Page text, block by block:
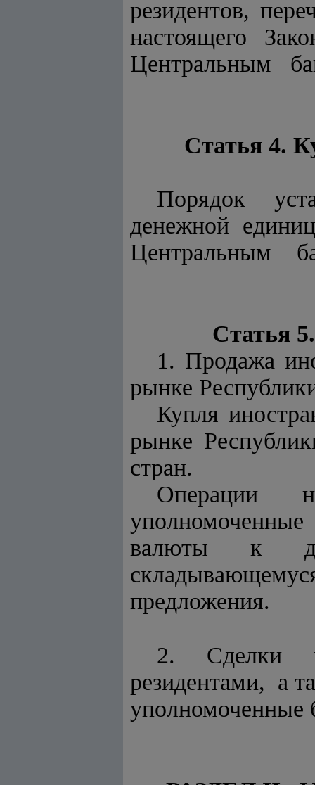
резидентов,
настоящего
Центральным
Статья 4.
Порядок
денежной
Центральным
Статья
1. Продажа
рынке
Купля
рынке
стран.
Операции
валюты к
предложения.
2. Сделки
резидентами, а
уполномоченные